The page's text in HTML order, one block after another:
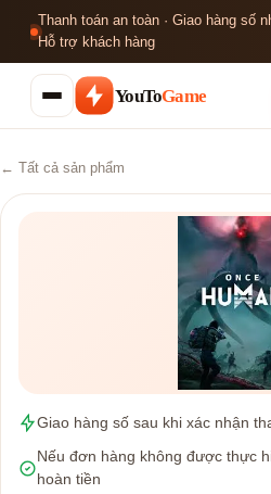
Thanh toán an toàn · Giao hàng số
Hỗ trợ khách hàng
YouToGame
← Tất cả sản phẩm
Giao hàng số sau khi xác nhận
Nếu đơn hàng không được thực
hoàn tiền